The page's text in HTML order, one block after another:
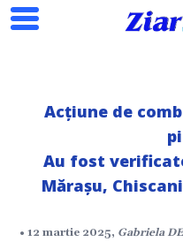
Acțiune de
Au fost
Mărașu,
• 12 martie 2025, Gabriela